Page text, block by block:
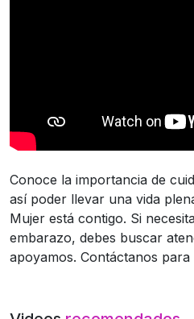
Conoce la importancia de
así poder llevar una vida
Mujer está contigo. Si
embarazo, debes buscar
apoyamos. Contáctanos